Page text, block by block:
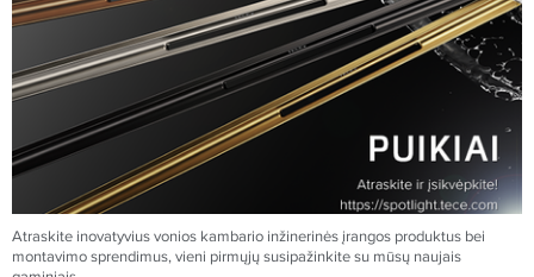
Atraskite inovatyvius vonios kambario inžinerinės įrangos produktus bei
montavimo sprendimus, vieni pirmųjų susipažinkite su mūsų naujais